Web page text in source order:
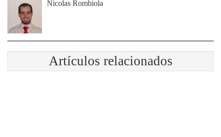
Nicolas Rombiola
Artículos relacionados